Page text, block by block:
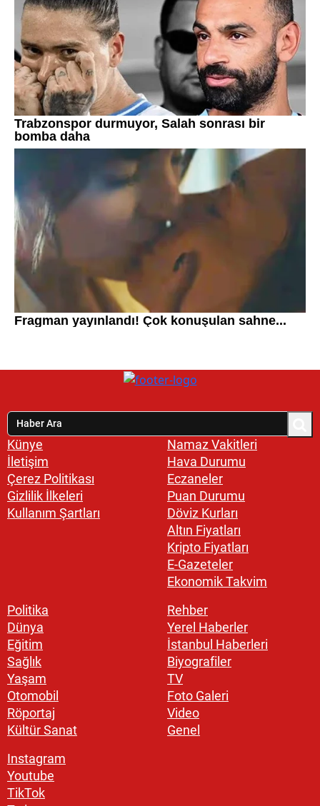
Künye
İletişim
Çerez Politikası
Gizlilik İlkeleri
Kullanım Şartları
Namaz Vakitleri
Hava Durumu
Eczaneler
Puan Durumu
Döviz Kurları
Altın Fiyatları
Kripto Fiyatları
E-Gazeteler
Ekonomik Takvim
Politika
Dünya
Eğitim
Sağlık
Yaşam
Otomobil
Röportaj
Kültür Sanat
Rehber
Yerel Haberler
İstanbul Haberleri
Biyografiler
TV
Foto Galeri
Video
Genel
Instagram
Youtube
TikTok